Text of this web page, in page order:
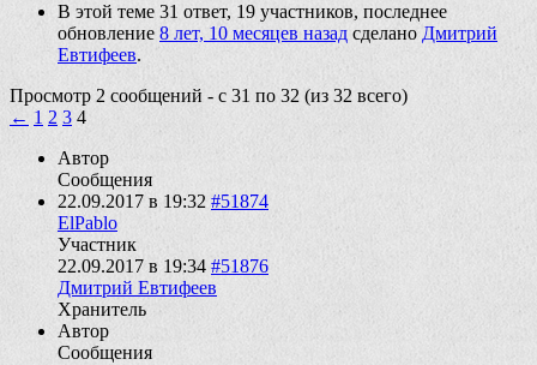
В этой теме 31 ответ, 19 участников, последнее
обновление 8 лет, 10 месяцев назад сделано Дмитрий
Евтифеев.
Просмотр 2 сообщений - с 31 по 32 (из 32 всего)
← 1 2 3 4
Автор
Сообщения
22.09.2017 в 19:32 #51874
ElPablo
Участник
22.09.2017 в 19:34 #51876
Дмитрий Евтифеев
Хранитель
Автор
Сообщения